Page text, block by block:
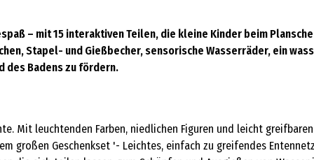
– mit 15 interaktiven Teilen, die kleine Kinder beim
Stapel- und Gießbecher, sensorische Wasserräder, ein
des Badens zu fördern.
Mit leuchtenden Farben, niedlichen Figuren und leicht
großen Geschenkset '- Leichtes, einfach zu greifendes